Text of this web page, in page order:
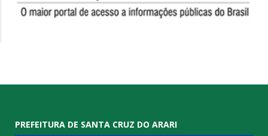
PREFEITURA DE SANTA CRUZ DO ARARI